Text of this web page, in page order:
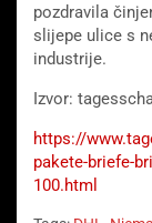
pozdravila
slijepe ulice s
industrije.
Izvor:
https://
pakete-briefe-
100.html